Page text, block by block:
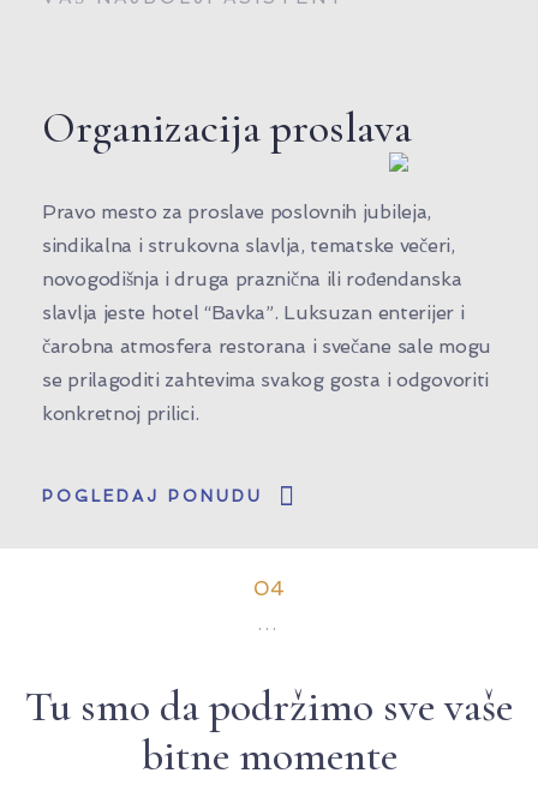
Organizacija proslava
Pravo mesto za proslave poslovnih jubileja,
sindikalna i strukovna slavlja, tematske večeri,
novogodišnja i druga praznična ili rođendanska
slavlja jeste hotel “Bavka”. Luksuzan enterijer i
čarobna atmosfera restorana i svečane sale mogu
se prilagoditi zahtevima svakog gosta i odgovoriti
konkretnoj prilici.
POGLEDAJ PONUDU
04
...
Tu smo da podržimo sve vaše
bitne momente